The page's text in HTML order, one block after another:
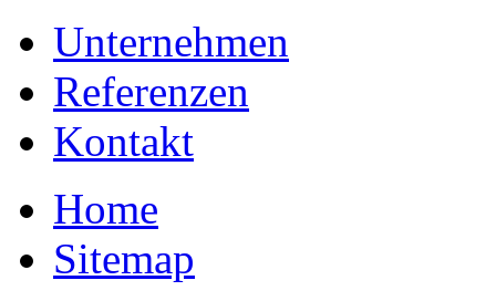
Unternehmen
Referenzen
Kontakt
Home
Sitemap